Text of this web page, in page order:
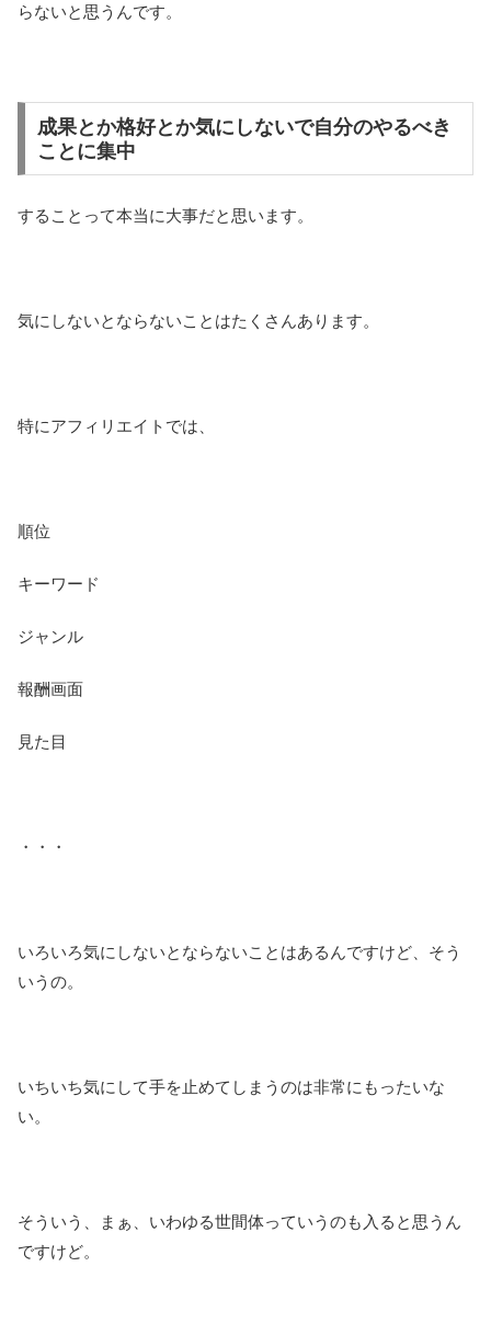
らないと思うんです。
成果とか格好とか気にしないで自分のやるべき
ことに集中
することって本当に大事だと思います。
気にしないとならないことはたくさんあります。
特にアフィリエイトでは、
順位
キーワード
ジャンル
報酬画面
見た目
・・・
いろいろ気にしないとならないことはあるんですけど、そう
いうの。
いちいち気にして手を止めてしまうのは非常にもったいな
い。
そういう、まぁ、いわゆる世間体っていうのも入ると思うん
ですけど。